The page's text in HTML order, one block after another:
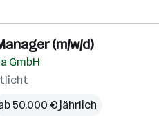
(m/w/d)
GmbH
50.000 € jährlich